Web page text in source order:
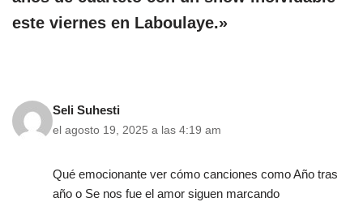
este viernes en Laboulaye.»
Seli Suhesti
el agosto 19, 2025 a las 4:19 am
Qué emocionante ver cómo canciones como Año tras
año o Se nos fue el amor siguen marcando